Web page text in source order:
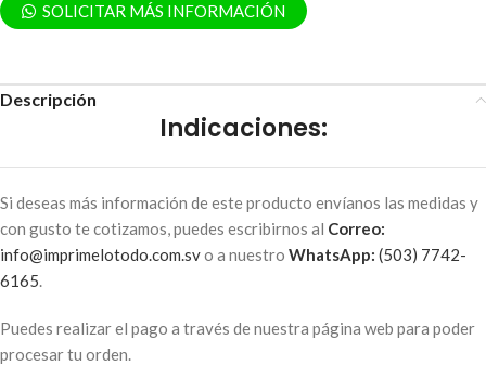
SOLICITAR MÁS INFORMACIÓN
Descripción
Indicaciones:
Si deseas más información de este producto envíanos las medidas y
con gusto te cotizamos, puedes escribirnos al Correo:
info@imprimelotodo.com.svo a nuestro WhatsApp: (503) 7742-
6165.
Puedes realizar el pago a través de nuestra página web para poder
procesar tu orden.